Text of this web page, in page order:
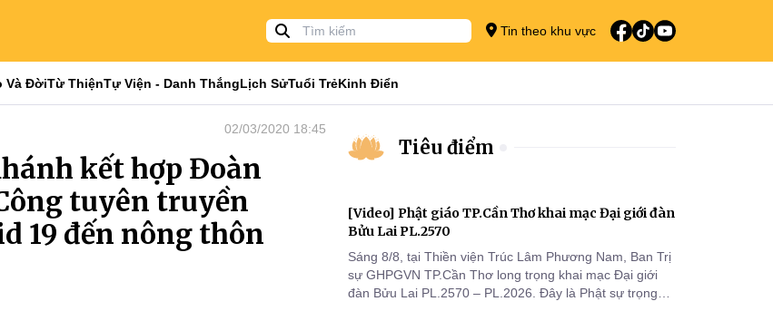
Tin theo khu vực
Và ĐờiTừ ThiệnTự Viện - Danh ThắngLịch SửTuổi TrẻKinh Điển
02/03/2020 18:45
kết hợp Đoàn
tuyên truyền
19 đến nông thôn
Tiêu điểm
[Video] Phật giáo TP.Cần Thơ khai mạc Đại giới đàn
Bửu Lai PL.2570
Sáng 8/8, tại Thiền viện Trúc Lâm Phương Nam, Ban Trị
sự GHPGVN TP.Cần Thơ long trọng khai mạc Đại giới
đàn Bửu Lai PL.2570 – PL.2026. Đây là Phật sự trọng